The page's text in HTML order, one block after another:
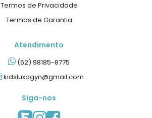
Termos de Privacidade
Termos de Garantia
Atendimento
(62) 98185-8775
kidsluxogyn@gmail.com
Siga-nos